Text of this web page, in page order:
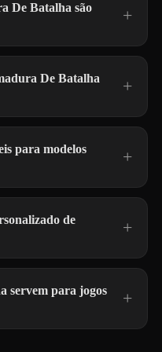
De Batalha são
De Batalha
para modelos
de
servem para jogos